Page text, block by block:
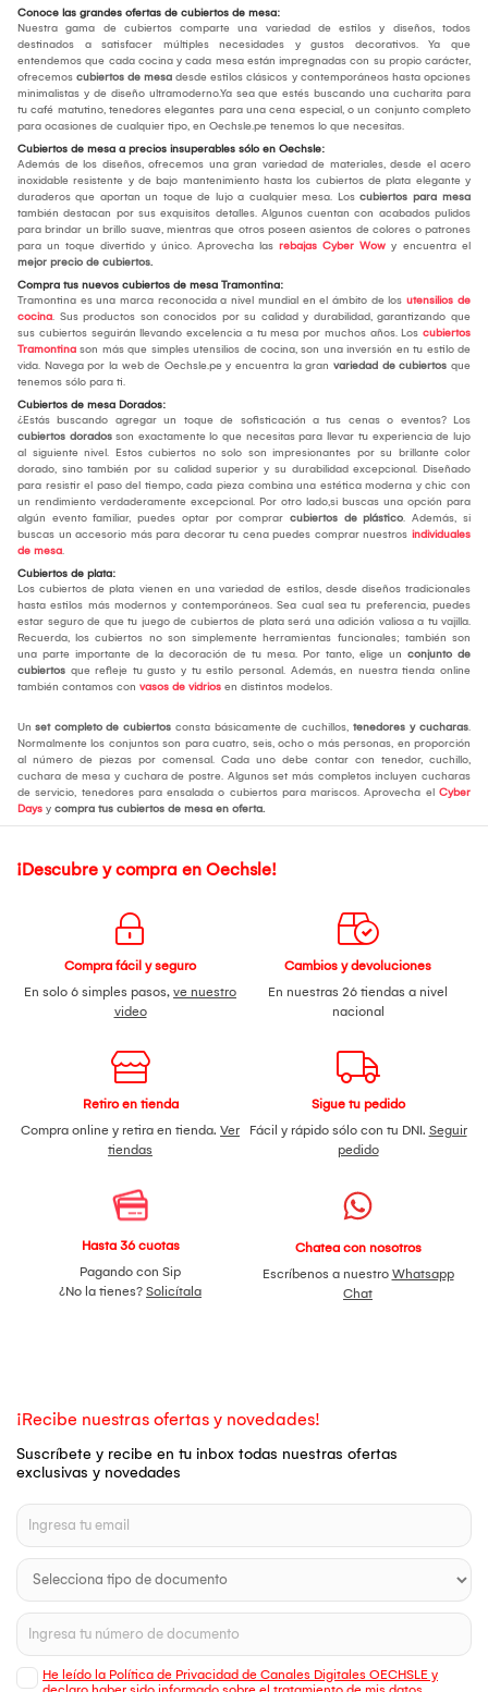
Conoce las grandes ofertas de cubiertos de mesa:
Nuestra gama de cubiertos comparte una variedad de estilos y diseños, todos
destinados a satisfacer múltiples necesidades y gustos decorativos. Ya que
entendemos que cada cocina y cada mesa están impregnadas con su propio carácter,
ofrecemos cubiertos de mesa desde estilos clásicos y contemporáneos hasta opciones
minimalistas y de diseño ultramoderno.Ya sea que estés buscando una cucharita para
tu café matutino, tenedores elegantes para una cena especial, o un conjunto completo
para ocasiones de cualquier tipo, en Oechsle.pe tenemos lo que necesitas.
Cubiertos de mesa a precios insuperables sólo en Oechsle:
Además de los diseños, ofrecemos una gran variedad de materiales, desde el acero
inoxidable resistente y de bajo mantenimiento hasta los cubiertos de plata elegante y
duraderos que aportan un toque de lujo a cualquier mesa. Los cubiertos para mesa
también destacan por sus exquisitos detalles. Algunos cuentan con acabados pulidos
para brindar un brillo suave, mientras que otros poseen asientos de colores o patrones
para un toque divertido y único. Aprovecha las rebajas Cyber Wow y encuentra el
mejor precio de cubiertos.
Compra tus nuevos cubiertos de mesa Tramontina:
Tramontina es una marca reconocida a nivel mundial en el ámbito de los utensilios de
cocina. Sus productos son conocidos por su calidad y durabilidad, garantizando que
sus cubiertos seguirán llevando excelencia a tu mesa por muchos años. Los cubiertos
Tramontina son más que simples utensilios de cocina, son una inversión en tu estilo de
vida. Navega por la web de Oechsle.pe y encuentra la gran variedad de cubiertos que
tenemos sólo para ti.
Cubiertos de mesa Dorados:
¿Estás buscando agregar un toque de sofisticación a tus cenas o eventos? Los
cubiertos dorados son exactamente lo que necesitas para llevar tu experiencia de lujo
al siguiente nivel. Estos cubiertos no solo son impresionantes por su brillante color
dorado, sino también por su calidad superior y su durabilidad excepcional. Diseñado
para resistir el paso del tiempo, cada pieza combina una estética moderna y chic con
un rendimiento verdaderamente excepcional. Por otro lado,si buscas una opción para
algún evento familiar, puedes optar por comprar cubiertos de plástico. Además, si
buscas un accesorio más para decorar tu cena puedes comprar nuestros individuales
de mesa.
Cubiertos de plata:
Los cubiertos de plata vienen en una variedad de estilos, desde diseños tradicionales
hasta estilos más modernos y contemporáneos. Sea cual sea tu preferencia, puedes
estar seguro de que tu juego de cubiertos de plata será una adición valiosa a tu vajilla.
Recuerda, los cubiertos no son simplemente herramientas funcionales; también son
una parte importante de la decoración de tu mesa. Por tanto, elige un conjunto de
cubiertos que refleje tu gusto y tu estilo personal. Además, en nuestra tienda online
también contamos con vasos de vidrios en distintos modelos.
Un set completo de cubiertos consta básicamente de cuchillos, tenedores y cucharas.
Normalmente los conjuntos son para cuatro, seis, ocho o más personas, en proporción
al número de piezas por comensal. Cada uno debe contar con tenedor, cuchillo,
cuchara de mesa y cuchara de postre. Algunos set más completos incluyen cucharas
de servicio, tenedores para ensalada o cubiertos para mariscos. Aprovecha el Cyber
Days y compra tus cubiertos de mesa en oferta.
¡Descubre y compra en Oechsle!
Compra fácil y seguro
En solo 6 simples pasos, ve nuestro
video
Cambios y devoluciones
En nuestras 26 tiendas a nivel
nacional
Retiro en tienda
Compra online y retira en tienda. Ver
tiendas
Sigue tu pedido
Fácil y rápido sólo con tu DNI. Seguir
pedido
Hasta 36 cuotas
Pagando con Sip
¿No la tienes? Solicítala
Chatea con nosotros
Escríbenos a nuestro Whatsapp
Chat
¡Recibe nuestras ofertas y novedades!
Suscríbete y recibe en tu inbox todas nuestras ofertas
exclusivas y novedades
He leído la Política de Privacidad de Canales Digitales OECHSLE y